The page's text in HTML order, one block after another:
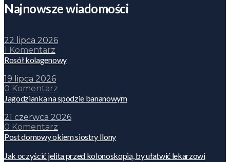
Najnowsze wiadomości
22 lipca 2026
1 Komentarz
Rosół kolagenowy
19 lipca 2026
0 Komentarz
Jagodzianka na spodzie bananowym
21 czerwca 2026
0 Komentarz
Post domowy okiem siostry Ilony
Jak oczyścić jelita przed kolonoskopią, by ułatwić lekarzowi